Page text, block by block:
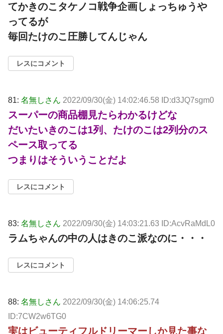
てかきのこタケノコ戦争企画しょっちゅうや
ってるが
毎回たけのこ圧勝してんじゃん
レスにコメント
81: 名無しさん 2022/09/30(金) 14:02:46.58 ID:d3JQ7sgm0
スーパーの商品棚見たらわかるけどな
だいたいきのこは1列、たけのこは2列分のス
ペース取ってる
つまりはそういうことだよ
レスにコメント
83: 名無しさん 2022/09/30(金) 14:03:21.63 ID:AcvRaMdL0
ラムちゃんの中の人はきのこ派なのに・・・
レスにコメント
88: 名無しさん 2022/09/30(金) 14:06:25.74
ID:7CW2w6TG0
実はビューティフルドリーマーしか見た事な